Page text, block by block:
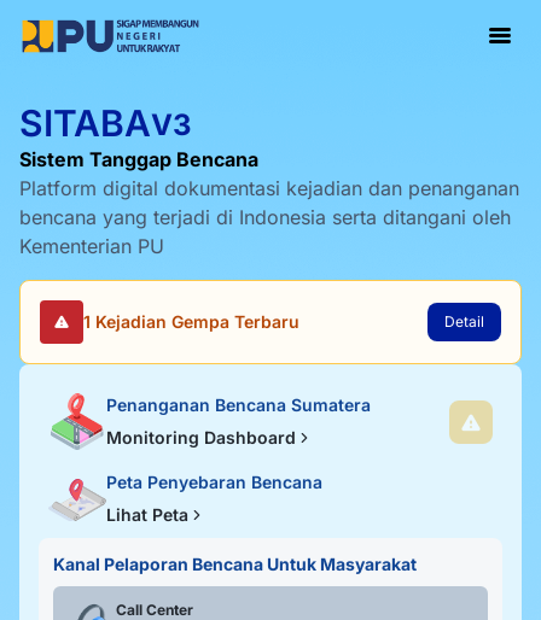
SITABAV3
Sistem Tanggap Bencana
Platform digital dokumentasi kejadian dan penanganan
bencana yang terjadi di Indonesia serta ditangani oleh
Kementerian PU
1 Kejadian Gempa Terbaru Detail
Penanganan Bencana Sumatera
Monitoring Dashboard
Peta Penyebaran Bencana
Lihat Peta
Kanal Pelaporan Bencana Untuk Masyarakat
Call Center